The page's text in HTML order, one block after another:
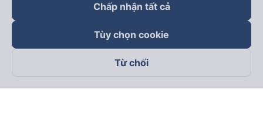
Theo dõi chúng tôi trên
Chấp nhận tất cả
Tùy chọn cookie
Từ chối